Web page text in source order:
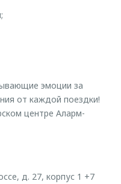
эмоции за
от каждой поездки!
центре Аларм-
д. 27, корпус 1 +7